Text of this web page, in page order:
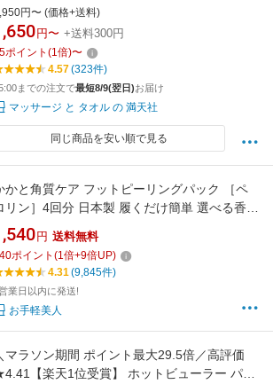
ブラシ 薄毛 人気 ヘアケア グッズ ヘッド マ
サージャー 夜会 満天社 ヘッドスパ ハンドプ
ヘッドライン 遠赤外線タイプ
円〜 (価格+送料)
円〜 +送料300円
ポイント (1倍)〜
4.57(323件)
までの注文で最短8/9(翌日)お届け
マッサージ と タオル の 満天社
同じ商品を安い順で見る
かと角質ケア フットピーリングパック ［ペ
リン］4回分 日本製 履くだけ簡単 選べる香り
かとケア 足裏シート 角質取り 足 角質 ケア /
かと 足裏 足の裏 足の角質 角質ケア 角質除去
料無料
円 送料無料
ポイント (1倍+9倍UP)
4.31(9,845件)
業日以内に発送!
お手軽美人
マラソン期間 ポイント最大29.5倍／高評価
【楽天1位受賞】 ホットビューラー パナ